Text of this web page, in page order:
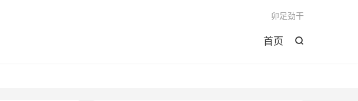

首页
卯足劲干